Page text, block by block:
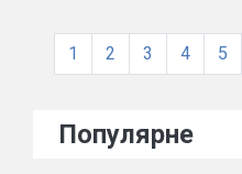
1 2 3 4 5
Популярне